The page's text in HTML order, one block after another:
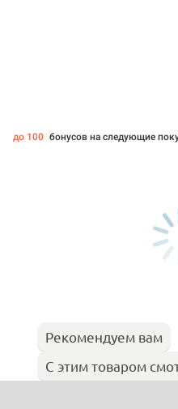
до 100 бонусов на следующие
Рекомендуем вам
С этим товаром